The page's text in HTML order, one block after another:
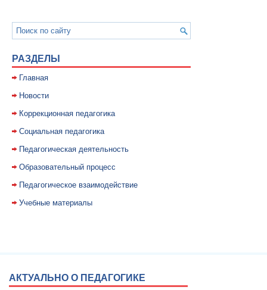
РАЗДЕЛЫ
Главная
Новости
Коррекционная педагогика
Социальная педагогика
Педагогическая деятельность
Образовательный процесс
Педагогическое взаимодействие
Учебные материалы
АКТУАЛЬНО О ПЕДАГОГИКЕ